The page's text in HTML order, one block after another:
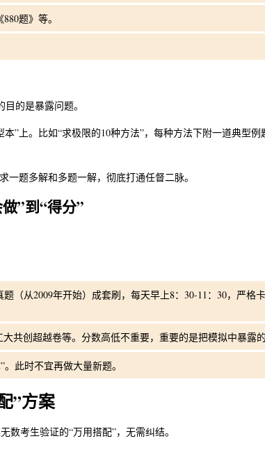
题》等。
的是暴露问题。
”上。比如“求极限的10种方法”，每种方法下附一道典型例
题多解和多题一解，彻底打通任督二脉。
”到“得分”
（从2009年开始）成套刷，每天早上8：30-11：30，严格
共创超越卷等。分数高低不重要，重要的是把模拟中暴露的
此时不宜再做大量新题。
”方案
考生验证的“万用搭配”，无需纠结。